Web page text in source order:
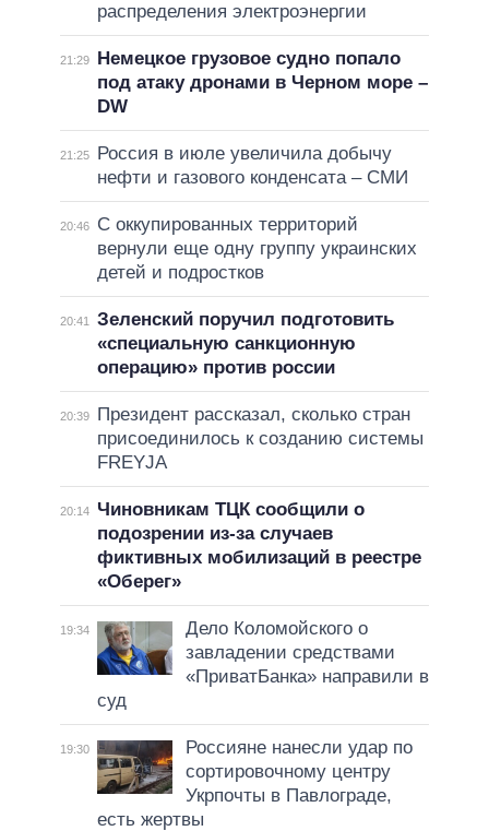
распределения электроэнергии
21:29
Немецкое грузовое судно попало
под атаку дронами в Черном море –
DW
21:25
Россия в июле увеличила добычу
нефти и газового конденсата – СМИ
20:46
С оккупированных территорий
вернули еще одну группу украинских
детей и подростков
20:41
Зеленский поручил подготовить
«специальную санкционную
операцию» против россии
20:39
Президент рассказал, сколько стран
присоединилось к созданию системы
FREYJA
20:14
Чиновникам ТЦК сообщили о
подозрении из-за случаев
фиктивных мобилизаций в реестре
«Оберег»
19:34
Дело Коломойского о
завладении средствами
«ПриватБанка» направили в
суд
19:30
Россияне нанесли удар по
сортировочному центру
Укрпочты в Павлограде,
есть жертвы